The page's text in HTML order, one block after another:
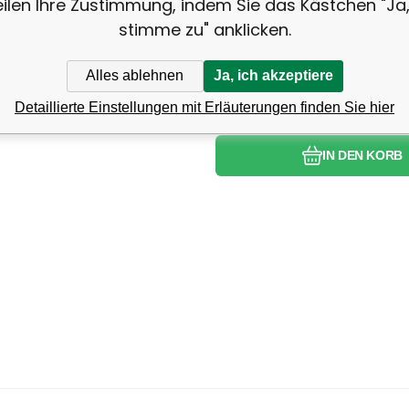
IN DEN KORB
Ihre Zustimmung, indem Sie das Kästchen
stimme zu" anklicken.
Alles ablehnen Ja, ich akzeptiere
Detaillierte Einstellungen mit Erläuterungen finden Sie hier